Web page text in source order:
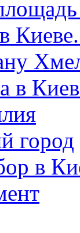
в
город
в